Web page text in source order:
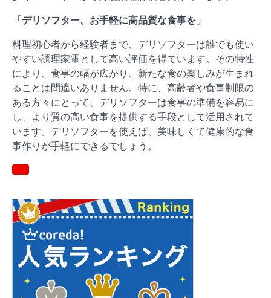
「デリソフター、お手軽に高品質な食事を」
料理初心者から経験者まで、デリソフターは誰でも使い
やすい調理家電として高い評価を得ています。その特性
により、食事の幅が広がり、新たな食の楽しみが生まれ
ることは間違いありません。特に、高齢者や食事制限の
ある方々にとって、デリソフターは食事の準備を容易に
し、より質の高い食事を提供する手段として活用されて
います。デリソフターを使えば、美味しくて健康的な食
事作りが手軽にできるでしょう。